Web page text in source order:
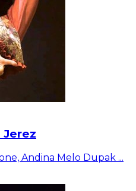
Jerez
Andina Melo Dupak ...